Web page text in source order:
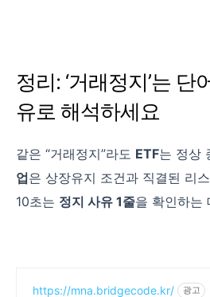
정리: ‘거래정지’는 단
유로 해석하세요
같은 “거래정지”라도 ETF는 정상
업은 상장유지 조건과 직결된 리
10초는 정지 사유 1줄을 확인하는
https://mna.bridgecode.kr/ 광고